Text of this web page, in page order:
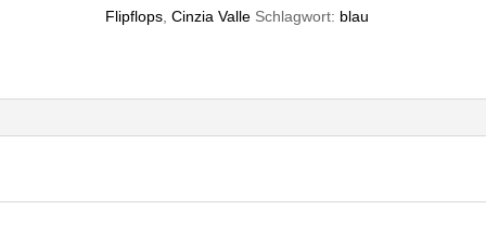
Flipflops ,Cinzia Valle Schlagwort: blau